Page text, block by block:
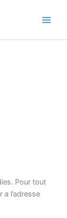
Pour tout
l’adresse